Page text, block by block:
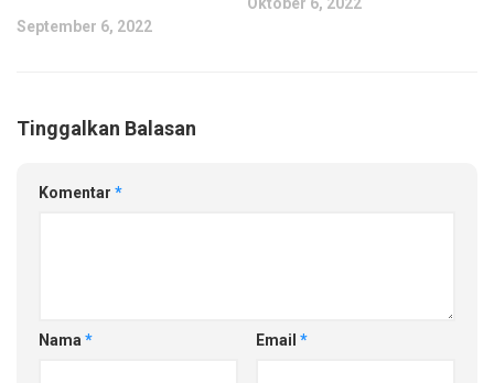
September 6, 2022
Oktober 6, 2022
Tinggalkan Balasan
Komentar *
Nama* Email *